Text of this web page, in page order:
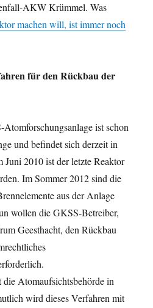
AKW Krümmel. Was
machen will, ist immer noch
für den Rückbau der
ist schon
und befindet sich derzeit in
Juni 2010 ist der letzte Reaktor
Im Sommer 2012 sind die
aus der Anlage
wollen die GKSS-Betreiber,
Geesthacht, den Rückbau
die Atomaufsichtsbehörde in
wird dieses Verfahren mit